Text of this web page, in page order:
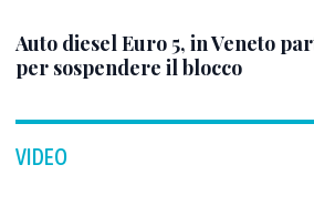
Auto diesel Euro 5, in Veneto
per sospendere il blocco
VIDEO